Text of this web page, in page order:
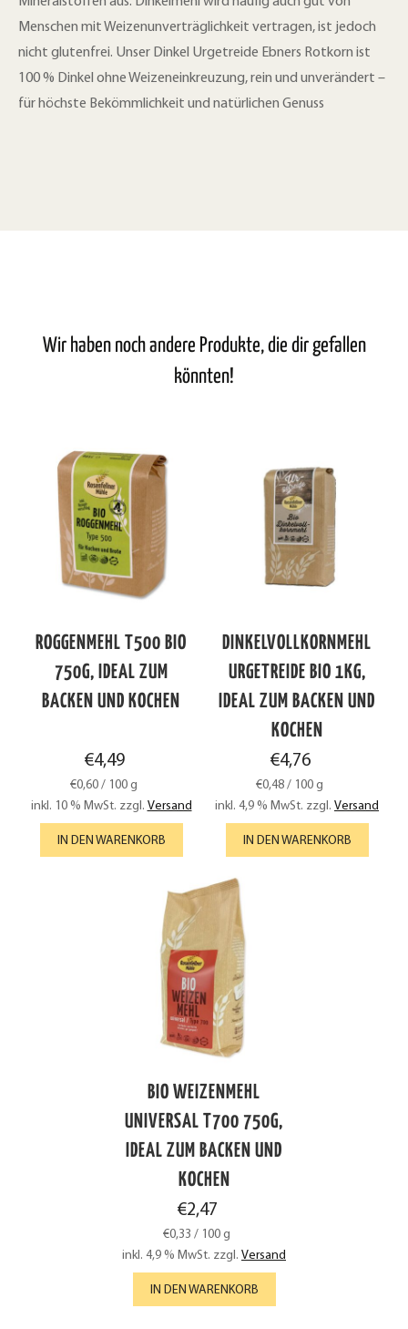
Menschen mit Weizenunverträglichkeit vertragen, ist jedoch
nicht glutenfrei. Unser Dinkel Urgetreide Ebners Rotkorn ist
100 % Dinkel ohne Weizeneinkreuzung, rein und unverändert –
für höchste Bekömmlichkeit und natürlichen Genuss
Wir haben noch andere Produkte, die dir gefallen
könnten!
ROGGENMEHL T500 BIO
750G, IDEAL ZUM
BACKEN UND KOCHEN
€4,49
€0,60 / 100 g
inkl. 10 % MwSt. zzgl. Versand
IN DEN WARENKORB
DINKELVOLLKORNMEHL
URGETREIDE BIO 1KG,
IDEAL ZUM BACKEN UND
KOCHEN
€4,76
€0,48 / 100 g
inkl. 4,9 % MwSt. zzgl. Versand
IN DEN WARENKORB
BIO WEIZENMEHL
UNIVERSAL T700 750G,
IDEAL ZUM BACKEN UND
KOCHEN
€2,47
€0,33 / 100 g
inkl. 4,9 % MwSt. zzgl. Versand
IN DEN WARENKORB